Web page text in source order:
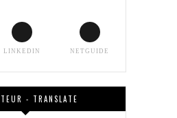
LINKEDIN NETGUIDE
- TRANSLATE